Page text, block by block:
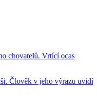
chovatelů. Vrtící ocas
Člověk v jeho výrazu uvidí